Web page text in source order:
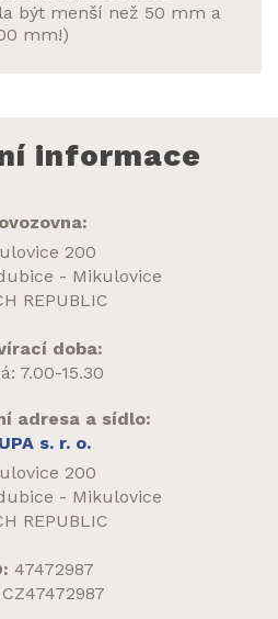
být menší než 50 mm a
mm!)
informace
200
- Mikulovice
REPUBLIC
doba:
7.00-15.30
adresa a sídlo:
s. r. o.
200
- Mikulovice
REPUBLIC
47472987
CZ47472987